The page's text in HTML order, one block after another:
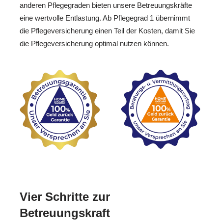
anderen Pflegegraden bieten unsere Betreuungskräfte
eine wertvolle Entlastung. Ab Pflegegrad 1 übernimmt
die Pflegeversicherung einen Teil der Kosten, damit Sie
die Pflegeversicherung optimal nutzen können.
Vier Schritte zur
Betreuungskraft